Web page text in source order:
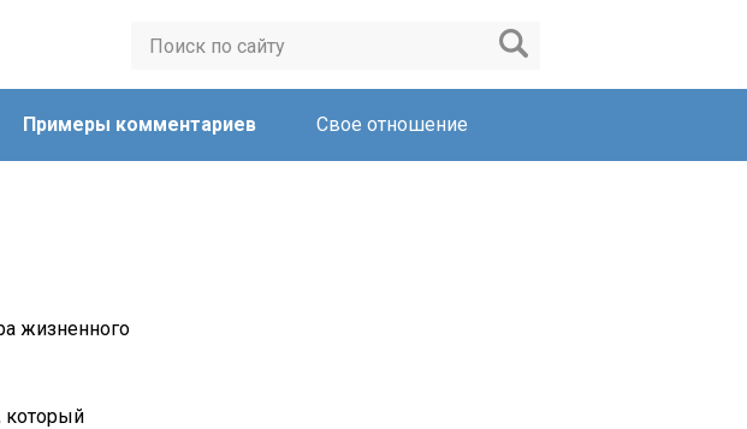
Примеры комментариев Свое отношение
жизненного
который